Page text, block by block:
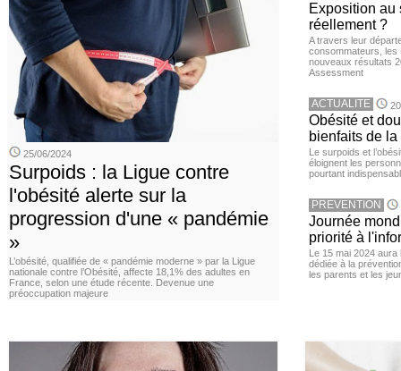
25/06/2024
Surpoids : la Ligue contre
l'obésité alerte sur la
progression d'une « pandémie
»
L’obésité, qualifiée de « pandémie moderne » par la Ligue
nationale contre l’Obésité, affecte 18,1% des adultes en
France, selon une étude récente. Devenue une
préoccupation majeure
Exposition au
réellement ?
A travers leur
consommateurs, les
nouveaux résultats
Assessment
ACTUALITE
Obésité et
bienfaits de
Le surpoids et
éloignent les
pourtant
PREVENTION
Journée
priorité à
Le 15 mai 2024 aura
dédiée à la
les parents et les